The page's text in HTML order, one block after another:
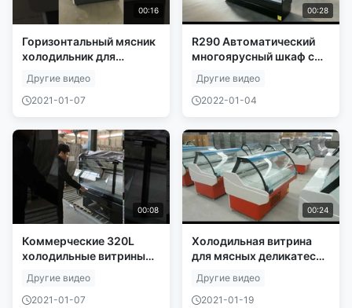
00:16
Горизонтальный мясник
холодильник для
Другие видео
2021-01-07
00:28
R290 Автоматический
многоярусный шкаф с
стеклянными дверями
Другие видео
2022-01-04
00:08
Коммерческие 320L
холодильные витрины
Автоматическое
размораживание
Другие видео
2021-01-07
00:24
Холодильная витрина
для мясных деликатесов
задним хранилищем
Другие видео
2021-01-19